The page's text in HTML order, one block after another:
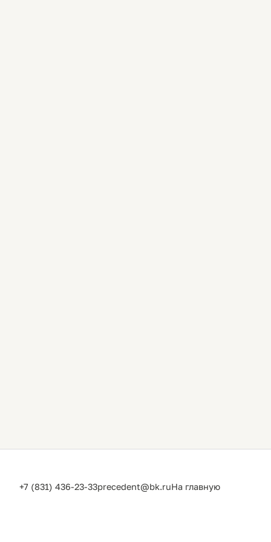
+7 (831) 436-23-33precedent@bk.ruНа главную